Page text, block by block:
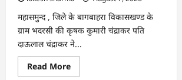
जाएगा
महासमुन्द , जिले के बागबाहरा विकासखण्ड के
ग्राम भदरसी की कृषक कुमारी चंद्राकर पति
दाऊलाल चंद्राकर ने...
Read MoreRead
more